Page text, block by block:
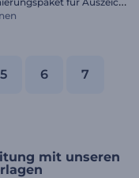
5 6 7
mit unseren